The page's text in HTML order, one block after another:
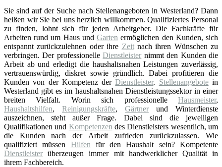
Sie sind auf der Suche nach Stellenangeboten in Westerland? Dann
heißen wir Sie bei uns herzlich willkommen. Qualifiziertes Personal
zu finden, lohnt sich für jeden Arbeitgeber. Die Fachkräfte für
Arbeiten rund um Haus undGarten ermöglichen den Kunden, sich
entspannt zurückzulehnen oder ihre Zeitnach ihren Wünschen zu
verbringen. Der professionelleDienstleister nimmt den Kunden die
Arbeit ab und erledigt die haushaltsnahen Leistungen zuverlässig,
vertrauenswürdig, diskret sowie gründlich. Dabei profitieren die
Kunden von der Kompetenz derDienstleister. Stellenangebotein
Westerland gibt es im haushaltsnahen Dienstleistungssektor in einer
breiten Vielfalt. Worin sich professionelle Hausmeister,
Haushaltshilfen, Reinigungskräfte, Gärtner und Winterdienste
auszeichnen, steht außer Frage. Dabei sind die jeweiligen
Qualifikationen und Kompetenzen des Dienstleisters wesentlich, um
die Kunden nach der Arbeit zufrieden zurückzulassen. Wie
qualifiziert müssen Hilfen für den Haushalt sein? Kompetente
Dienstleister überzeugen immer mit handwerklicher Qualität in
ihrem Fachbereich.